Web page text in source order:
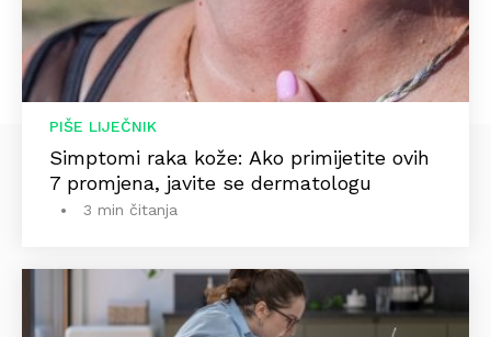
PIŠE LIJEČNIK
Simptomi raka kože: Ako primijetite ovih
7 promjena, javite se dermatologu
3 min čitanja